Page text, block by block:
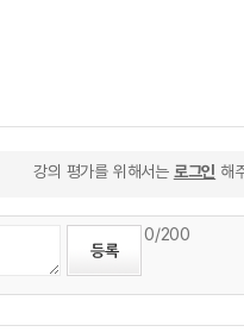
강의 평가를 위해서는 로그인 해
0/200